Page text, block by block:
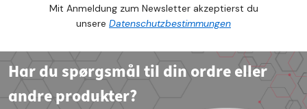
Mit Anmeldung zum Newsletter akzeptierst du
unsere Datenschutzbestimmungen
Har du spørgsmål til din ordre eller
andre produkter?